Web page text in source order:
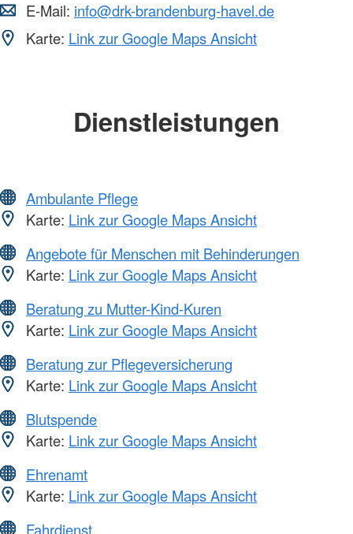
E-Mail: info@drk-brandenburg-havel.de
Karte: Link zur Google Maps Ansicht
Dienstleistungen
Ambulante Pflege
Karte: Link zur Google Maps Ansicht
Angebote für Menschen mit Behinderungen
Karte: Link zur Google Maps Ansicht
Beratung zu Mutter-Kind-Kuren
Karte: Link zur Google Maps Ansicht
Beratung zur Pflegeversicherung
Karte: Link zur Google Maps Ansicht
Blutspende
Karte: Link zur Google Maps Ansicht
Ehrenamt
Karte: Link zur Google Maps Ansicht
Fahrdienst